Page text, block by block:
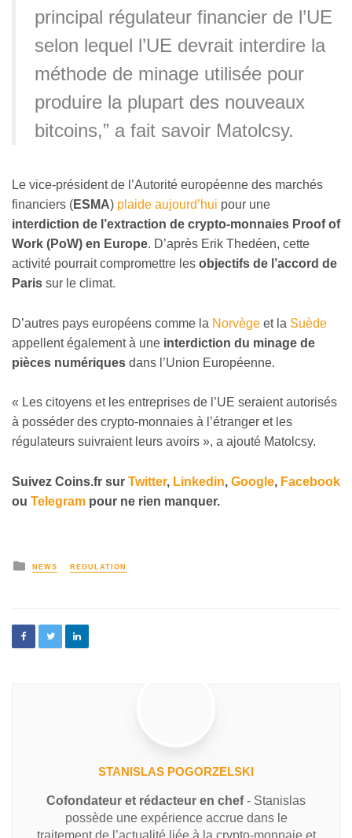
principal régulateur financier de l’UE
selon lequel l’UE devrait interdire la
méthode de minage utilisée pour
produire la plupart des nouveaux
bitcoins,” a fait savoir Matolcsy.
Le vice-président de l’Autorité européenne des marchés
financiers (ESMA) plaide aujourd’hui pour une
interdiction de l’extraction de crypto-monnaies Proof of
Work (PoW) en Europe. D’après Erik Thedéen, cette
activité pourrait compromettre les objectifs de l’accord de
Paris sur le climat.
D’autres pays européens comme la Norvège et la Suède
appellent également à une interdiction du minage de
pièces numériques dans l’Union Européenne.
« Les citoyens et les entreprises de l’UE seraient autorisés
à posséder des crypto-monnaies à l’étranger et les
régulateurs suivraient leurs avoirs », a ajouté Matolcsy.
Suivez Coins.fr sur Twitter, Linkedin, Google, Facebook
ou Telegram pour ne rien manquer.
NEWS REGULATION
STANISLAS POGORZELSKI
Cofondateur et rédacteur en chef- Stanislas
possède une expérience accrue dans le